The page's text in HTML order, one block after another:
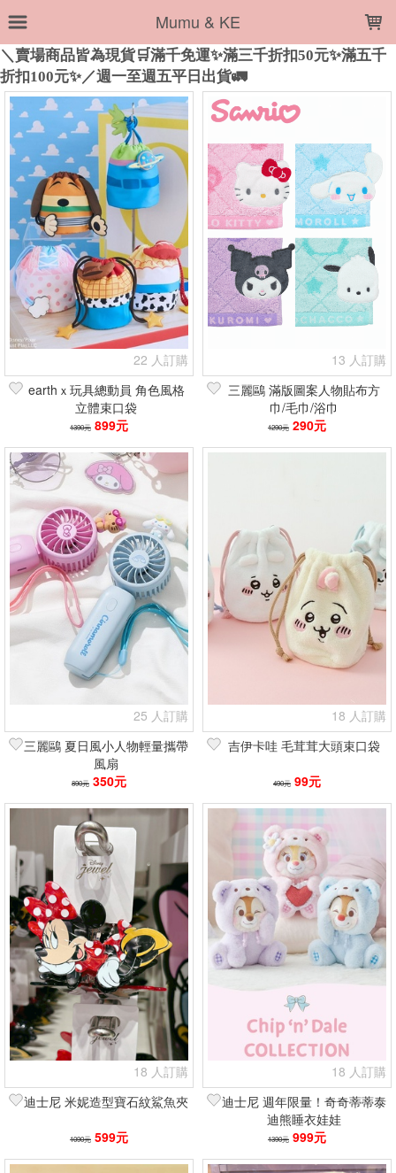
Mumu & KE
上架時間 銷售件數 銷售價格
樣式尺寸篩選
全部樣式 長褲 04.美樂蒂
方巾
毛巾 浴巾 粉
03.大耳狗
01.Kittyｘ紅
全部尺寸 M-L - 叉子
白OWHT
狗A
粉PNK 湯匙 酷洛米
貓B
藍BLU
篩選
22 人訂購
earthｘ玩具總動員 角色風格
立體束口袋
1390元 899元
13 人訂購
三麗鷗 滿版圖案人物貼布方
巾/毛巾/浴巾
1290元 290元
25 人訂購
三麗鷗 夏日風小人物輕量攜帶
風扇
890元 350元
18 人訂購
吉伊卡哇 毛茸茸大頭束口袋
490元 99元
18 人訂購
迪士尼 米妮造型寶石紋鯊魚夾
1090元 599元
18 人訂購
迪士尼 週年限量！奇奇蒂蒂泰
迪熊睡衣娃娃
1390元 999元